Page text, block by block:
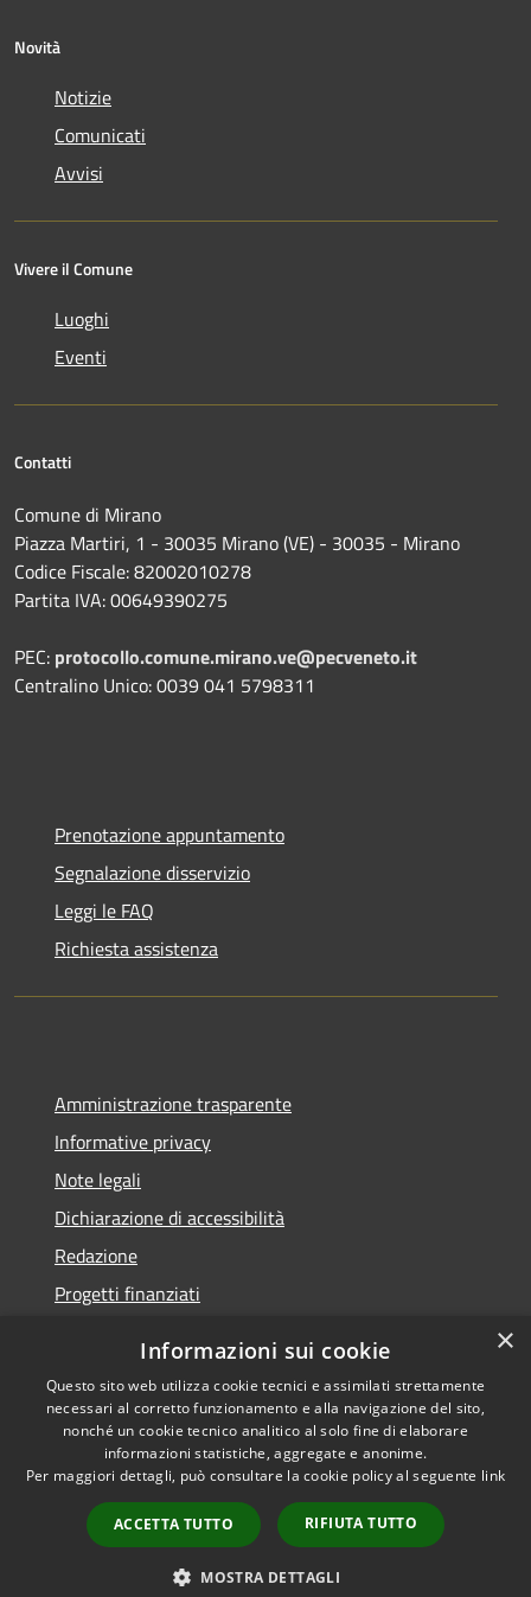
Novità
Notizie
Comunicati
Avvisi
Vivere il Comune
Luoghi
Eventi
Contatti
Comune di Mirano
Piazza Martiri, 1 - 30035 Mirano (VE) - 30035 - Mirano
Codice Fiscale: 82002010278
Partita IVA: 00649390275
PEC: protocollo.comune.mirano.ve@pecveneto.it
Centralino Unico: 0039 041 5798311
Prenotazione appuntamento
Segnalazione disservizio
Leggi le FAQ
Richiesta assistenza
Amministrazione trasparente
Informative privacy
Note legali
Dichiarazione di accessibilità
Redazione
Progetti finanziati
RSS
Accessibilità
Privacy
Mappa del sito
Dichiarazione di
accessibilità• Copyright ©
2021 • Comune di Mirano
• Powered by
Municipium•
Accesso
redazione
×
Informazioni sui cookie
Questo sito web utilizza cookie tecnici e assimilati strettamente
necessari al corretto funzionamento e alla navigazione del sito,
nonché un cookie tecnico analitico al solo fine di elaborare
informazioni statistiche, aggregate e anonime.
Per maggiori dettagli, può consultare la cookie policy al seguente link
ACCETTA TUTTO RIFIUTA TUTTO
MOSTRA DETTAGLI